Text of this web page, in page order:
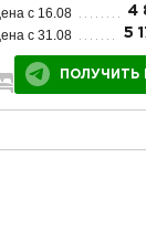
с 16.08 4
с 31.08 5
2 1
ПОЛУЧИТЬ